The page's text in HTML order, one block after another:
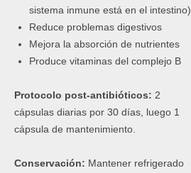
sistema inmune está en el intestino)
Reduce problemas digestivos
Mejora la absorción de nutrientes
Produce vitaminas del complejo B
Protocolo post-antibióticos: 2
cápsulas diarias por 30 días, luego 1
cápsula de mantenimiento.
Conservación: Mantener refrigerado